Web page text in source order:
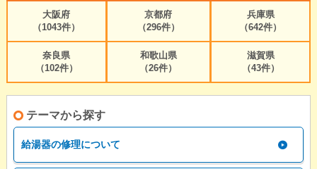
大阪府
（1043件）
京都府
（296件）
兵庫県
（642件）
奈良県
（102件）
和歌山県
（26件）
滋賀県
（43件）
テーマから探す
給湯器の修理について